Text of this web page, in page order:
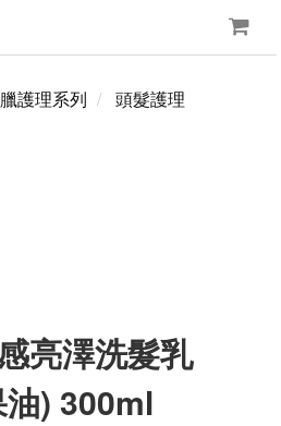
護理系列 頭髮護理
亮澤洗髮乳
) 300ml